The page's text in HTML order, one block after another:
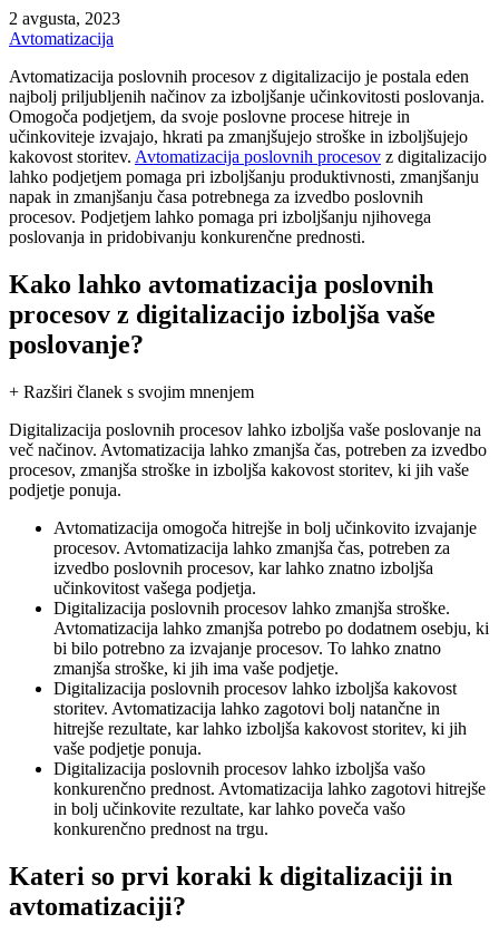
2 avgusta, 2023
Avtomatizacija
Avtomatizacija poslovnih procesov z digitalizacijo je postala eden
najbolj priljubljenih načinov za izboljšanje učinkovitosti poslovanja.
Omogoča podjetjem, da svoje poslovne procese hitreje in
učinkoviteje izvajajo, hkrati pa zmanjšujejo stroške in izboljšujejo
kakovost storitev. Avtomatizacija poslovnih procesov z digitalizacijo
lahko podjetjem pomaga pri izboljšanju produktivnosti, zmanjšanju
napak in zmanjšanju časa potrebnega za izvedbo poslovnih
procesov. Podjetjem lahko pomaga pri izboljšanju njihovega
poslovanja in pridobivanju konkurenčne prednosti.
Kako lahko avtomatizacija poslovnih
procesov z digitalizacijo izboljša vaše
poslovanje?
+ Razširi članek s svojim mnenjem
Digitalizacija poslovnih procesov lahko izboljša vaše poslovanje na
več načinov. Avtomatizacija lahko zmanjša čas, potreben za izvedbo
procesov, zmanjša stroške in izboljša kakovost storitev, ki jih vaše
podjetje ponuja.
Avtomatizacija omogoča hitrejše in bolj učinkovito izvajanje
procesov. Avtomatizacija lahko zmanjša čas, potreben za
izvedbo poslovnih procesov, kar lahko znatno izboljša
učinkovitost vašega podjetja.
Digitalizacija poslovnih procesov lahko zmanjša stroške.
Avtomatizacija lahko zmanjša potrebo po dodatnem osebju, ki
bi bilo potrebno za izvajanje procesov. To lahko znatno
zmanjša stroške, ki jih ima vaše podjetje.
Digitalizacija poslovnih procesov lahko izboljša kakovost
storitev. Avtomatizacija lahko zagotovi bolj natančne in
hitrejše rezultate, kar lahko izboljša kakovost storitev, ki jih
vaše podjetje ponuja.
Digitalizacija poslovnih procesov lahko izboljša vašo
konkurenčno prednost. Avtomatizacija lahko zagotovi hitrejše
in bolj učinkovite rezultate, kar lahko poveča vašo
konkurenčno prednost na trgu.
Kateri so prvi koraki k digitalizaciji in
avtomatizaciji?